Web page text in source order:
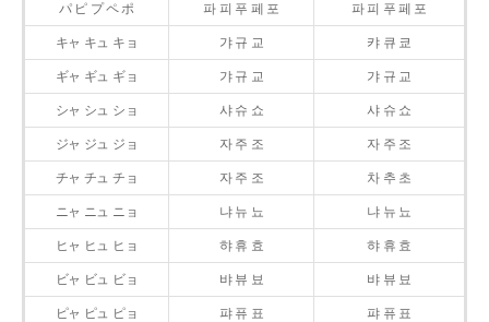
パ ピ プ ペ ポ 파 피 푸 페 포 파 피 푸 페 포
キャ キュ キョ 갸 규 교 캬 큐 쿄
ギャ ギュ ギョ 갸 규 교 갸 규 교
シャ シュ ショ 샤 슈 쇼 샤 슈 쇼
ジャ ジュ ジョ 자 주 조 자 주 조
チャ チュ チョ 자 주 조 차 추 초
ニャ ニュ ニョ 냐 뉴 뇨 냐 뉴 뇨
ヒャ ヒュ ヒョ 햐 휴 효 햐 휴 효
ビャ ビュ ビョ 뱌 뷰 뵤 뱌 뷰 뵤
ピャ ピュ ピョ 퍄 퓨 표 퍄 퓨 표